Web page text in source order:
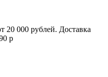
20 000 рублей. Доставка
р